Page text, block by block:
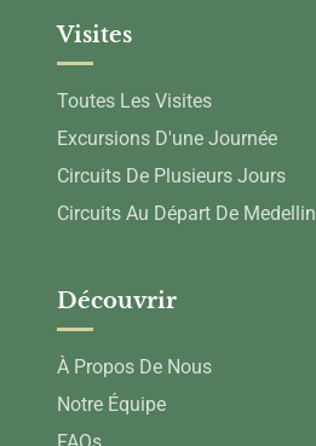
Visites
Toutes Les Visites
Excursions D'une Journée
Circuits De Plusieurs Jours
Circuits Au Départ De Medellin
Découvrir
À Propos De Nous
Notre Équipe